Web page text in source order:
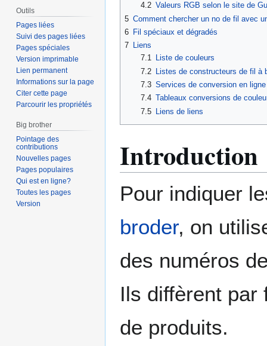
4.2 Valeurs RGB selon le site de
5 Comment chercher un no de fil avec
6 Fil spéciaux et dégradés
7 Liens
7.1
Liste de couleurs
7.2 Listes de constructeurs de fil à
7.3 Services de conversion en
7.4 Tableaux conversions de
7.5 Liens de liens
Introduction
Pour indiquer
broder, on
des numéros
Ils diffèrent
de produits.
Outils
Pages liées
Suivi des pages liées
Pages spéciales
Version imprimable
Lien permanent
Informations sur la page
Citer cette page
Parcourir les propriétés
Big brother
Pointage des
contributions
Nouvelles pages
Pages populaires
Qui est en ligne?
Toutes les pages
Version